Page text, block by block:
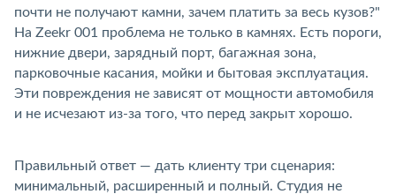
почти не получают камни, зачем платить за весь кузов?"
На Zeekr 001 проблема не только в камнях. Есть пороги,
нижние двери, зарядный порт, багажная зона,
парковочные касания, мойки и бытовая эксплуатация.
Эти повреждения не зависят от мощности автомобиля
и не исчезают из-за того, что перед закрыт хорошо.
Правильный ответ — дать клиенту три сценария:
минимальный, расширенный и полный. Студия не